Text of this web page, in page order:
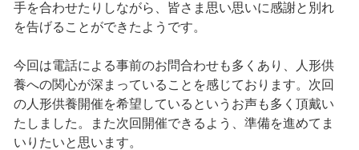
手を合わせたりしながら、皆さま思い思いに感謝と別れ
を告げることができたようです。
今回は電話による事前のお問合わせも多くあり、人形供
養への関心が深まっていることを感じております。次回
の人形供養開催を希望しているというお声も多く頂戴い
たしました。また次回開催できるよう、準備を進めてま
いりたいと思います。